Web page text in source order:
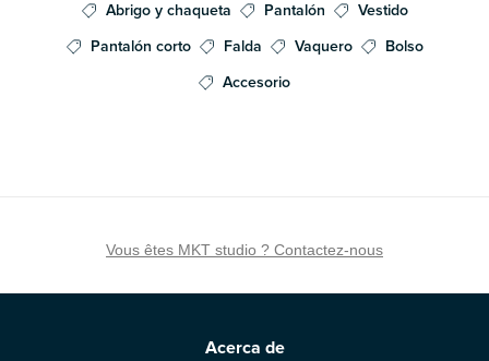
Abrigo y chaqueta
Pantalón
Vestido
Pantalón corto
Falda Vaquero
Bolso
Accesorio
Vous êtes MKT studio ? Contactez-nous
Acerca de